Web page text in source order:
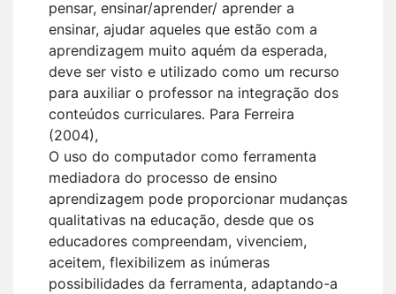
pensar, ensinar/aprender/ aprender a
ensinar, ajudar aqueles que estão com a
aprendizagem muito aquém da esperada,
deve ser visto e utilizado como um recurso
para auxiliar o professor na integração dos
conteúdos curriculares. Para Ferreira
(2004),
O uso do computador como ferramenta
mediadora do processo de ensino
aprendizagem pode proporcionar mudanças
qualitativas na educação, desde que os
educadores compreendam, vivenciem,
aceitem, flexibilizem as inúmeras
possibilidades da ferramenta, adaptando-a